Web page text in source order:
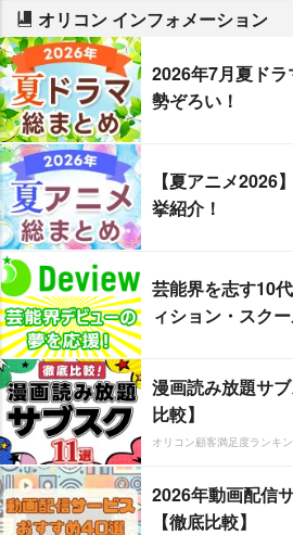
オリコン インフォメーション
2026年7月夏ド
勢ぞろい！
【夏アニメ2026
挙紹介！
芸能界を志す10
ィション・スク
漫画読み放題サ
比較】
オリコン顧客満足度ランキ
2026年動画配信
【徹底比較】